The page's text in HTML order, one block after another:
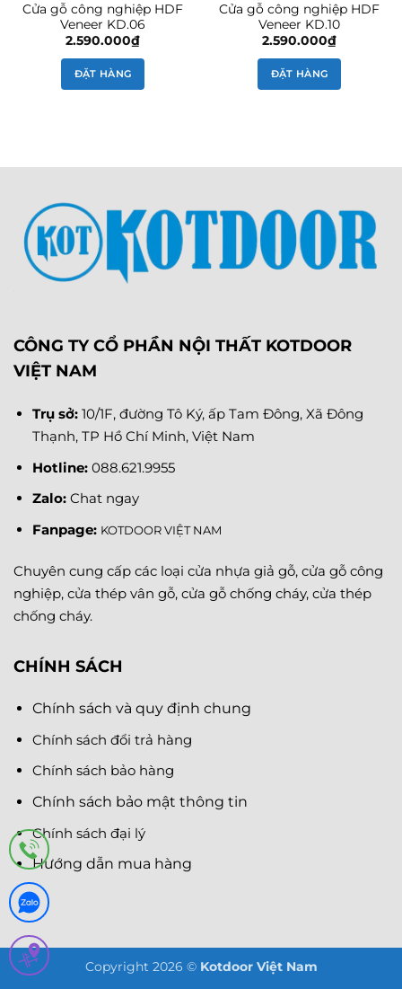
Cửa gỗ công nghiệp HDF
Veneer KD.06
2.590.000₫
ĐẶT HÀNG
Cửa gỗ công nghiệp HDF
Veneer KD.10
2.590.000₫
ĐẶT HÀNG
CÔNG TY CỔ PHẦN NỘI THẤT KOTDOOR
VIỆT NAM
Trụ sở: 10/1F, đường Tô Ký, ấp Tam Đông, Xã Đông
Thạnh, TP Hồ Chí Minh, Việt Nam
Hotline: 088.621.9955
Zalo: Chat ngay
Fanpage: KOTDOOR VIỆT NAM
Chuyên cung cấp các loại cửa nhựa giả gỗ, cửa gỗ công
nghiệp, cửa thép vân gỗ, cửa gỗ chống cháy, cửa thép
chống cháy.
CHÍNH SÁCH
Chính sách và quy định chung
Chính sách đổi trả hàng
Chính sách bảo hàng
Chính sách bảo mật thông tin
Chính sách đại lý
Hướng dẫn mua hàng
Copyright 2026 © Kotdoor Việt Nam